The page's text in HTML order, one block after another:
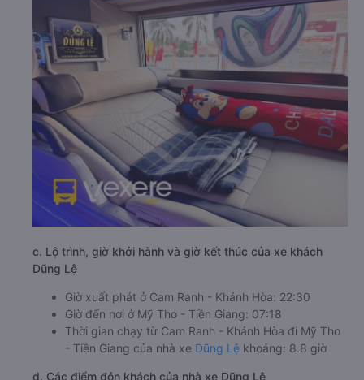
c. Lộ trình, giờ khởi hành và giờ kết thúc của xe khách
Dũng Lệ
Giờ xuất phát ở Cam Ranh - Khánh Hòa: 22:30
Giờ đến nơi ở Mỹ Tho - Tiền Giang: 07:18
Thời gian chạy từ Cam Ranh - Khánh Hòa đi Mỹ Tho
- Tiền Giang của nhà xe Dũng Lệ khoảng: 8.8 giờ
d. Các điểm đón khách của nhà xe Dũng Lệ